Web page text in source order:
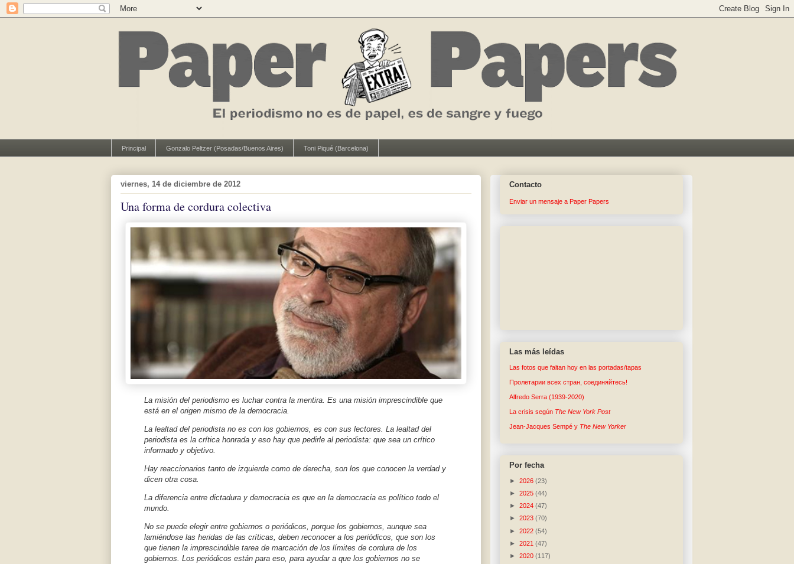
Principal Gonzalo Peltzer (Posadas/Buenos Aires) Toni Piqué (Barcelona)
viernes, 14 de diciembre de 2012
Una forma de cordura colectiva
La misión del periodismo es luchar contra la mentira. Es una misión imprescindible que
está en el origen mismo de la democracia.
La lealtad del periodista no es con los gobiernos, es con sus lectores. La lealtad del
periodista es la crítica honrada y eso hay que pedirle al periodista: que sea un crítico
informado y objetivo.
Hay reaccionarios tanto de izquierda como de derecha, son los que conocen la verdad y
dicen otra cosa.
La diferencia entre dictadura y democracia es que en la democracia es político todo el
mundo.
No se puede elegir entre gobiernos o periódicos, porque los gobiernos, aunque sea
lamiéndose las heridas de las críticas, deben reconocer a los periódicos, que son los
que tienen la imprescindible tarea de marcación de los límites de cordura de los
gobiernos. Los periódicos están para eso, para ayudar a que los gobiernos no se
Contacto
Enviar un mensaje a Paper Papers
Las más leídas
Las fotos que faltan hoy en las portadas/tapas
Пролетарии всех стран, соединяйтесь!
Alfredo Serra (1939-2020)
La crisis según The New York Post
Jean-Jacques Sempé y The New Yorker
Por fecha
► 2026 (23)
► 2025 (44)
► 2024 (47)
► 2023 (70)
► 2022 (54)
► 2021 (47)
► 2020 (117)